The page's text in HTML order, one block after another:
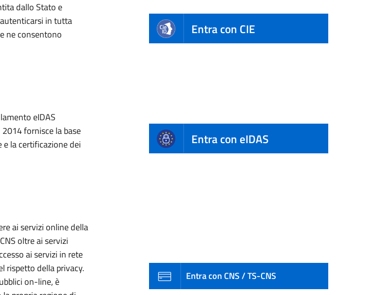
dallo Stato e
in tutta
ne consentono
Entra con CIE
eIDAS
fornisce la base
la certificazione dei
Entra con eIDAS
ai servizi online della
oltre ai servizi
ai servizi in rete
rispetto della privacy.
on-line, è
Entra con CNS / TS-CNS